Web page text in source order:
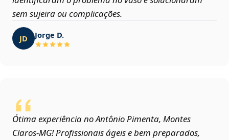
sem sujeira ou complicações.
JD Jorge D.
Ótima experiência no Antônio Pimenta, Montes
Claros‑MG! Profissionais ágeis e bem preparados,